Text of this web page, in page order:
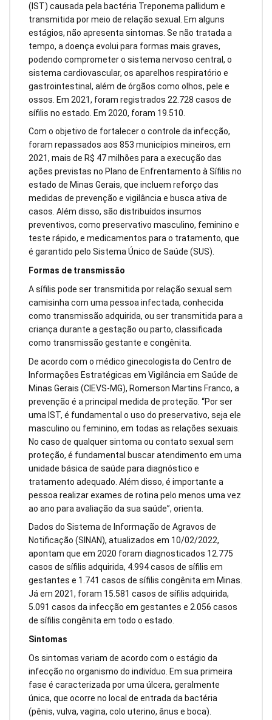
(IST) causada pela bactéria Treponema pallidum e
transmitida por meio de relação sexual. Em alguns
estágios, não apresenta sintomas. Se não tratada a
tempo, a doença evolui para formas mais graves,
podendo comprometer o sistema nervoso central, o
sistema cardiovascular, os aparelhos respiratório e
gastrointestinal, além de órgãos como olhos, pele e
ossos. Em 2021, foram registrados 22.728 casos de
sífilis no estado. Em 2020, foram 19.510.
Com o objetivo de fortalecer o controle da infecção,
foram repassados aos 853 municípios mineiros, em
2021, mais de R$ 47 milhões para a execução das
ações previstas no Plano de Enfrentamento à Sífilis no
estado de Minas Gerais, que incluem reforço das
medidas de prevenção e vigilância e busca ativa de
casos. Além disso, são distribuídos insumos
preventivos, como preservativo masculino, feminino e
teste rápido, e medicamentos para o tratamento, que
é garantido pelo Sistema Único de Saúde (SUS).
Formas de transmissão
A sífilis pode ser transmitida por relação sexual sem
camisinha com uma pessoa infectada, conhecida
como transmissão adquirida, ou ser transmitida para a
criança durante a gestação ou parto, classificada
como transmissão gestante e congênita.
De acordo com o médico ginecologista do Centro de
Informações Estratégicas em Vigilância em Saúde de
Minas Gerais (CIEVS-MG), Romerson Martins Franco, a
prevenção é a principal medida de proteção. “Por ser
uma IST, é fundamental o uso do preservativo, seja ele
masculino ou feminino, em todas as relações sexuais.
No caso de qualquer sintoma ou contato sexual sem
proteção, é fundamental buscar atendimento em uma
unidade básica de saúde para diagnóstico e
tratamento adequado. Além disso, é importante a
pessoa realizar exames de rotina pelo menos uma vez
ao ano para avaliação da sua saúde”, orienta.
Dados do Sistema de Informação de Agravos de
Notificação (SINAN), atualizados em 10/02/2022,
apontam que em 2020 foram diagnosticados 12.775
casos de sífilis adquirida, 4.994 casos de sífilis em
gestantes e 1.741 casos de sífilis congênita em Minas.
Já em 2021, foram 15.581 casos de sífilis adquirida,
5.091 casos da infecção em gestantes e 2.056 casos
de sífilis congênita em todo o estado.
Sintomas
Os sintomas variam de acordo com o estágio da
infecção no organismo do indivíduo. Em sua primeira
fase é caracterizada por uma úlcera, geralmente
única, que ocorre no local de entrada da bactéria
(pênis, vulva, vagina, colo uterino, ânus e boca).